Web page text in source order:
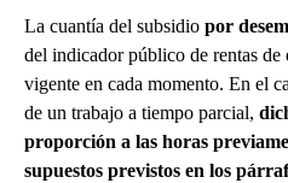
La cuantía del subsidio por
del indicador público de rentas de
vigente en cada momento. En el
de un trabajo a tiempo parcial,
proporción a las horas
supuestos previstos en los